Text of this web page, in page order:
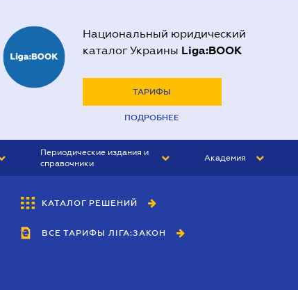
Национальный юридический
каталог Украины Liga:BOOK
ТАРИФЫ
ПОДРОБНЕЕ
Периодические издания и
справочники
БУХГАЛТЕР&ЗАКОН
ВЕСТНИК МСФО
Академия
КАТАЛОГ РЕШЕНИЙ
ВСЕ ТАРИФЫ ЛІГА:ЗАКОН